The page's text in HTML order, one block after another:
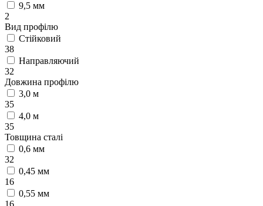
9,5 мм
2
Вид профілю
Стійковий
38
Направляючий
32
Довжина профілю
3,0 м
35
4,0 м
35
Товщина сталі
0,6 мм
32
0,45 мм
16
0,55 мм